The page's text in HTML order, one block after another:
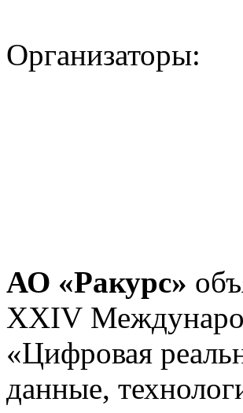
Организаторы:
АО «Ракурс»
XXIV
«Цифровая
данные,